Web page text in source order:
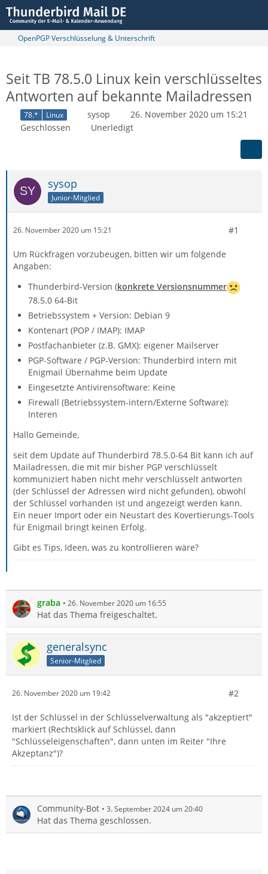
OpenPGP Verschlüsselung & Unterschrift
Seit TB 78.5.0 Linux kein verschlüsseltes
Antworten auf bekannte Mailadressen
78.* Linux sysop
26. November 2020 um 15:21
Geschlossen
Unerledigt
sysop
Junior-Mitglied
26. November 2020 um 15:21 #1
Um Rückfragen vorzubeugen, bitten wir um folgende
Angaben:
Thunderbird-Version (konkrete Versionsnummer
78.5.0 64-Bit
Betriebssystem + Version: Debian 9
Kontenart (POP / IMAP): IMAP
Postfachanbieter (z.B. GMX): eigener Mailserver
PGP-Software / PGP-Version: Thunderbird intern mit
Enigmail Übernahme beim Update
Eingesetzte Antivirensoftware: Keine
Firewall (Betriebssystem-intern/Externe Software):
Interen
Hallo Gemeinde,
seit dem Update auf Thunderbird 78.5.0-64 Bit kann ich auf
Mailadressen, die mit mir bisher PGP verschlüsselt
kommuniziert haben nicht mehr verschlüsselt antworten
(der Schlüssel der Adressen wird nicht gefunden), obwohl
der Schlüssel vorhanden ist und angezeigt werden kann.
Ein neuer Import oder ein Neustart des Kovertierungs-Tools
für Enigmail bringt keinen Erfolg.
Gibt es Tips, Ideen, was zu kontrollieren wäre?
graba 26. November 2020 um 16:55
Hat das Thema freigeschaltet.
generalsync
Senior-Mitglied
26. November 2020 um 19:42 #2
Ist der Schlüssel in der Schlüsselverwaltung als "akzeptiert"
markiert (Rechtsklick auf Schlüssel, dann
"Schlüsseleigenschaften", dann unten im Reiter "Ihre
Akzeptanz")?
Community-Bot 3. September 2024 um 20:40
Hat das Thema geschlossen.